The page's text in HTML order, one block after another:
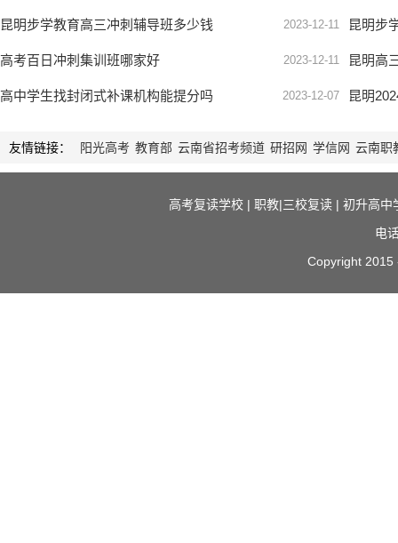
昆明步学教育高三冲刺辅导班多少钱 2023-12-11 昆明步
高考百日冲刺集训班哪家好 2023-12-11 昆明高
高中学生找封闭式补课机构能提分吗 2023-12-07 昆明
友情链接： 阳光高考 教育部 云南省招考频道 研招网 学信网 云南职
高考复读学校| 职教|三校复读| 初升高中
电
Copyright